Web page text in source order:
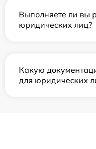
Выполняете ли вы
юридических лиц?
Какую
для юридических